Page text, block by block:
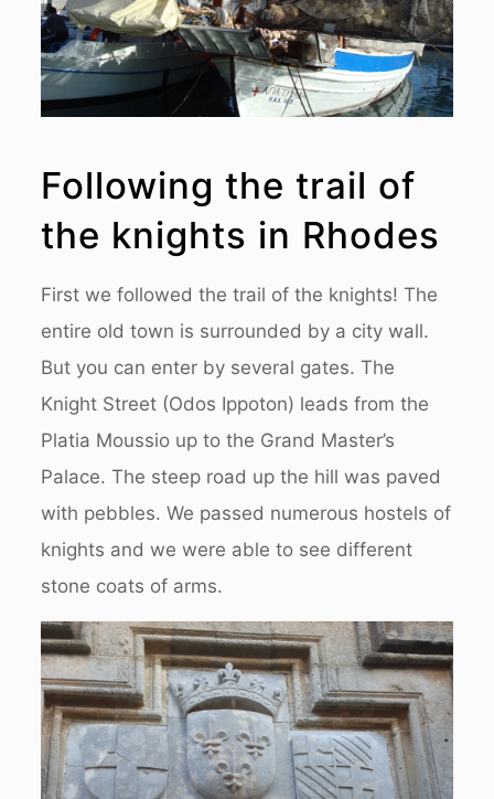
Following the trail of
the knights in Rhodes
First we followed the trail of the knights! The
entire old town is surrounded by a city wall.
But you can enter by several gates. The
Knight Street (Odos Ippoton) leads from the
Platia Moussio up to the Grand Master’s
Palace. The steep road up the hill was paved
with pebbles. We passed numerous hostels of
knights and we were able to see different
stone coats of arms.